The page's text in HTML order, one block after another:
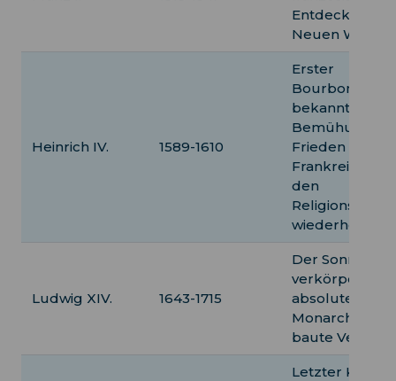
Entdeckung
Neuen Welt
Heinrich IV. 1589-1610
Erster
bekannt für
Bemühungen,
Frieden in
Frankreich
den
Ludwig XIV. 1643-1715
Der
verkörperte
absoluten
Monarchismus,
baute
Letzter König